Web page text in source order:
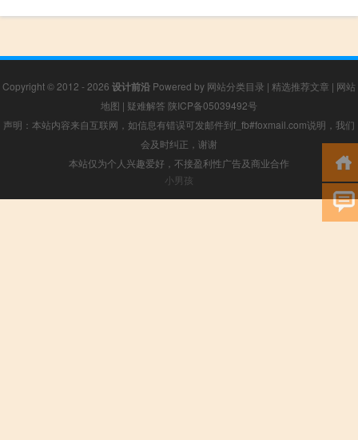
Copyright © 2012 - 2026 设计前沿 Powered by 网站分类目录 | 精选推荐文章 | 网站
地图 | 疑难解答 陕ICP备05039492号
声明：本站内容来自互联网，如信息有错误可发邮件到f_fb#foxmail.com说明，我们
会及时纠正，谢谢
本站仅为个人兴趣爱好，不接盈利性广告及商业合作
小男孩